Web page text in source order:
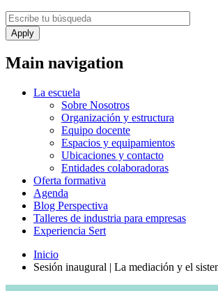
Main navigation
La escuela
Sobre Nosotros
Organización y estructura
Equipo docente
Espacios y equipamientos
Ubicaciones y contacto
Entidades colaboradoras
Oferta formativa
Agenda
Blog Perspectiva
Talleres de industria para empresas
Experiencia Sert
Inicio
Sesión inaugural | La mediación y el